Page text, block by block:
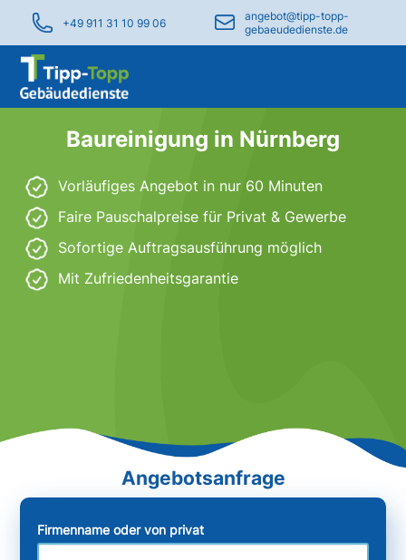
+49 911 31 10 99 06
angebot@tipp-topp-
gebaeudedienste.de
Baureinigung in Nürnberg
Vorläufiges Angebot in nur 60 Minuten
Faire Pauschalpreise für Privat & Gewerbe
Sofortige Auftragsausführung möglich
Mit Zufriedenheitsgarantie
Firmenname oder von privat